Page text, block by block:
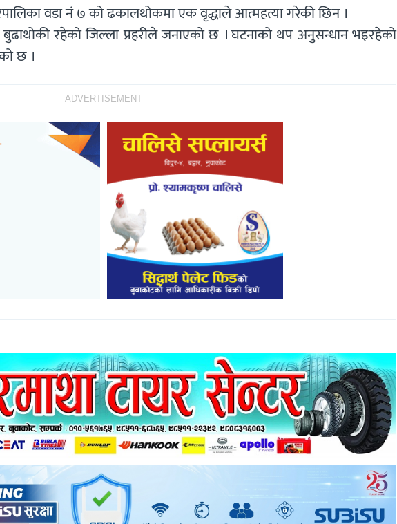
वडा नं ७ को ढकालथोकमा एक वृद्धाले आत्महत्या गरेकी छिन ।
रहेको जिल्ला प्रहरीले जनाएको छ । घटनाको थप अनुसन्धान भइरहेको
छ ।
ADVERTISEMENT